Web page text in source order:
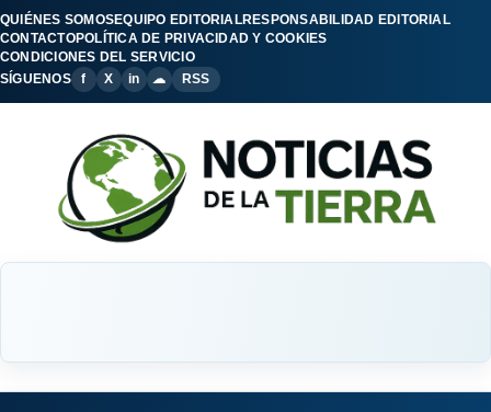
QUIÉNES SOMOSEQUIPO EDITORIALRESPONSABILIDAD EDITORIAL
CONTACTOPOLÍTICA DE PRIVACIDAD Y COOKIES
CONDICIONES DEL SERVICIO
SÍGUENOS
f X in ☁ RSS